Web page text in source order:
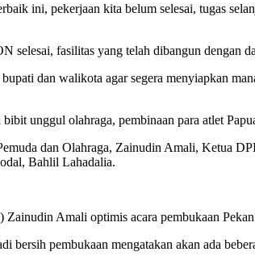
ini, pekerjaan kita belum selesai, tugas
selesai, fasilitas yang telah dibangun dengan
dan walikota agar segera menyiapkan
unggul olahraga, pembinaan para atlet
dan Olahraga, Zainudin Amali, Ketua
Bahlil Lahadalia.
Zainudin Amali optimis acara pembukaan
bersih pembukaan mengatakan akan ada